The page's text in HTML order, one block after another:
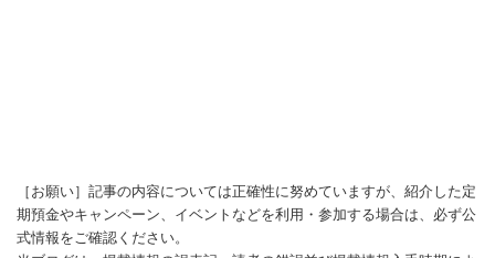
［お願い］記事の内容については正確性に努めていますが、紹介した定
期預金やキャンペーン、イベントなどを利用・参加する場合は、必ず公
式情報をご確認ください。